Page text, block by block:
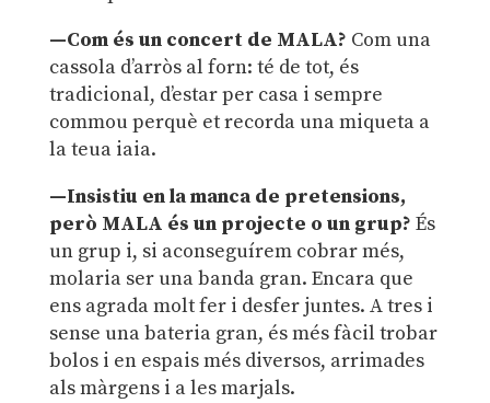
—Com és un concert de MALA? Com una
cassola d’arròs al forn: té de tot, és
tradicional, d’estar per casa i sempre
commou perquè et recorda una miqueta a
la teua iaia.
—Insistiu en la manca de pretensions,
però MALA és un projecte o un grup? És
un grup i, si aconseguírem cobrar més,
molaria ser una banda gran. Encara que
ens agrada molt fer i desfer juntes. A tres i
sense una bateria gran, és més fàcil trobar
bolos i en espais més diversos, arrimades
als màrgens i a les marjals.